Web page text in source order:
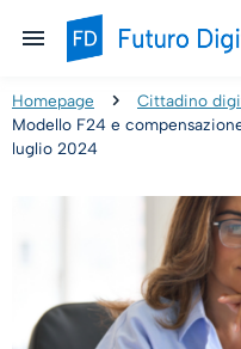
Homepage
Cittadino
Modello F24 e
luglio 2024